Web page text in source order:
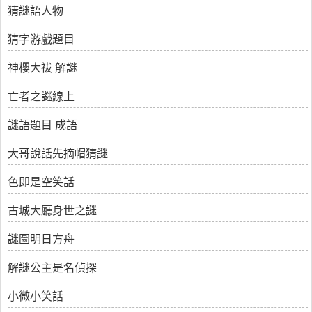
猜謎語人物
猜字游戲題目
神櫻大祓 解謎
亡者之謎線上
謎語題目 成語
大哥說話先摘帽猜謎
色即是空笑話
古城大廳身世之謎
謎圖明日方舟
解謎公主是名偵探
小微小笑話